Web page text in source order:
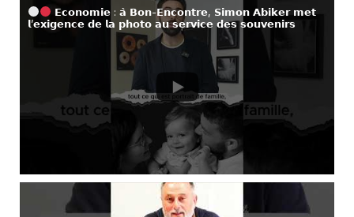
𝗘𝗰𝗼𝗻𝗼𝗺𝗶𝗲 : 𝗮̀ 𝗕𝗼𝗻-𝗘𝗻𝗰𝗼𝗻𝘁𝗿𝗲, 𝗦𝗶𝗺𝗼𝗻 𝗔𝗯𝗶𝗸𝗲𝗿 𝗺𝗲𝘁
𝗹’𝗲𝘅𝗶𝗴𝗲𝗻𝗰𝗲 𝗱𝗲 𝗹𝗮 𝗽𝗵𝗼𝘁𝗼 𝗮𝘂 𝘀𝗲𝗿𝘃𝗶𝗰𝗲 𝗱𝗲𝘀 𝘀𝗼𝘂𝘃𝗲𝗻𝗶𝗿𝘀